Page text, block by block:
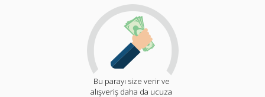
Bu parayı size verir ve
alışveriş daha da ucuza